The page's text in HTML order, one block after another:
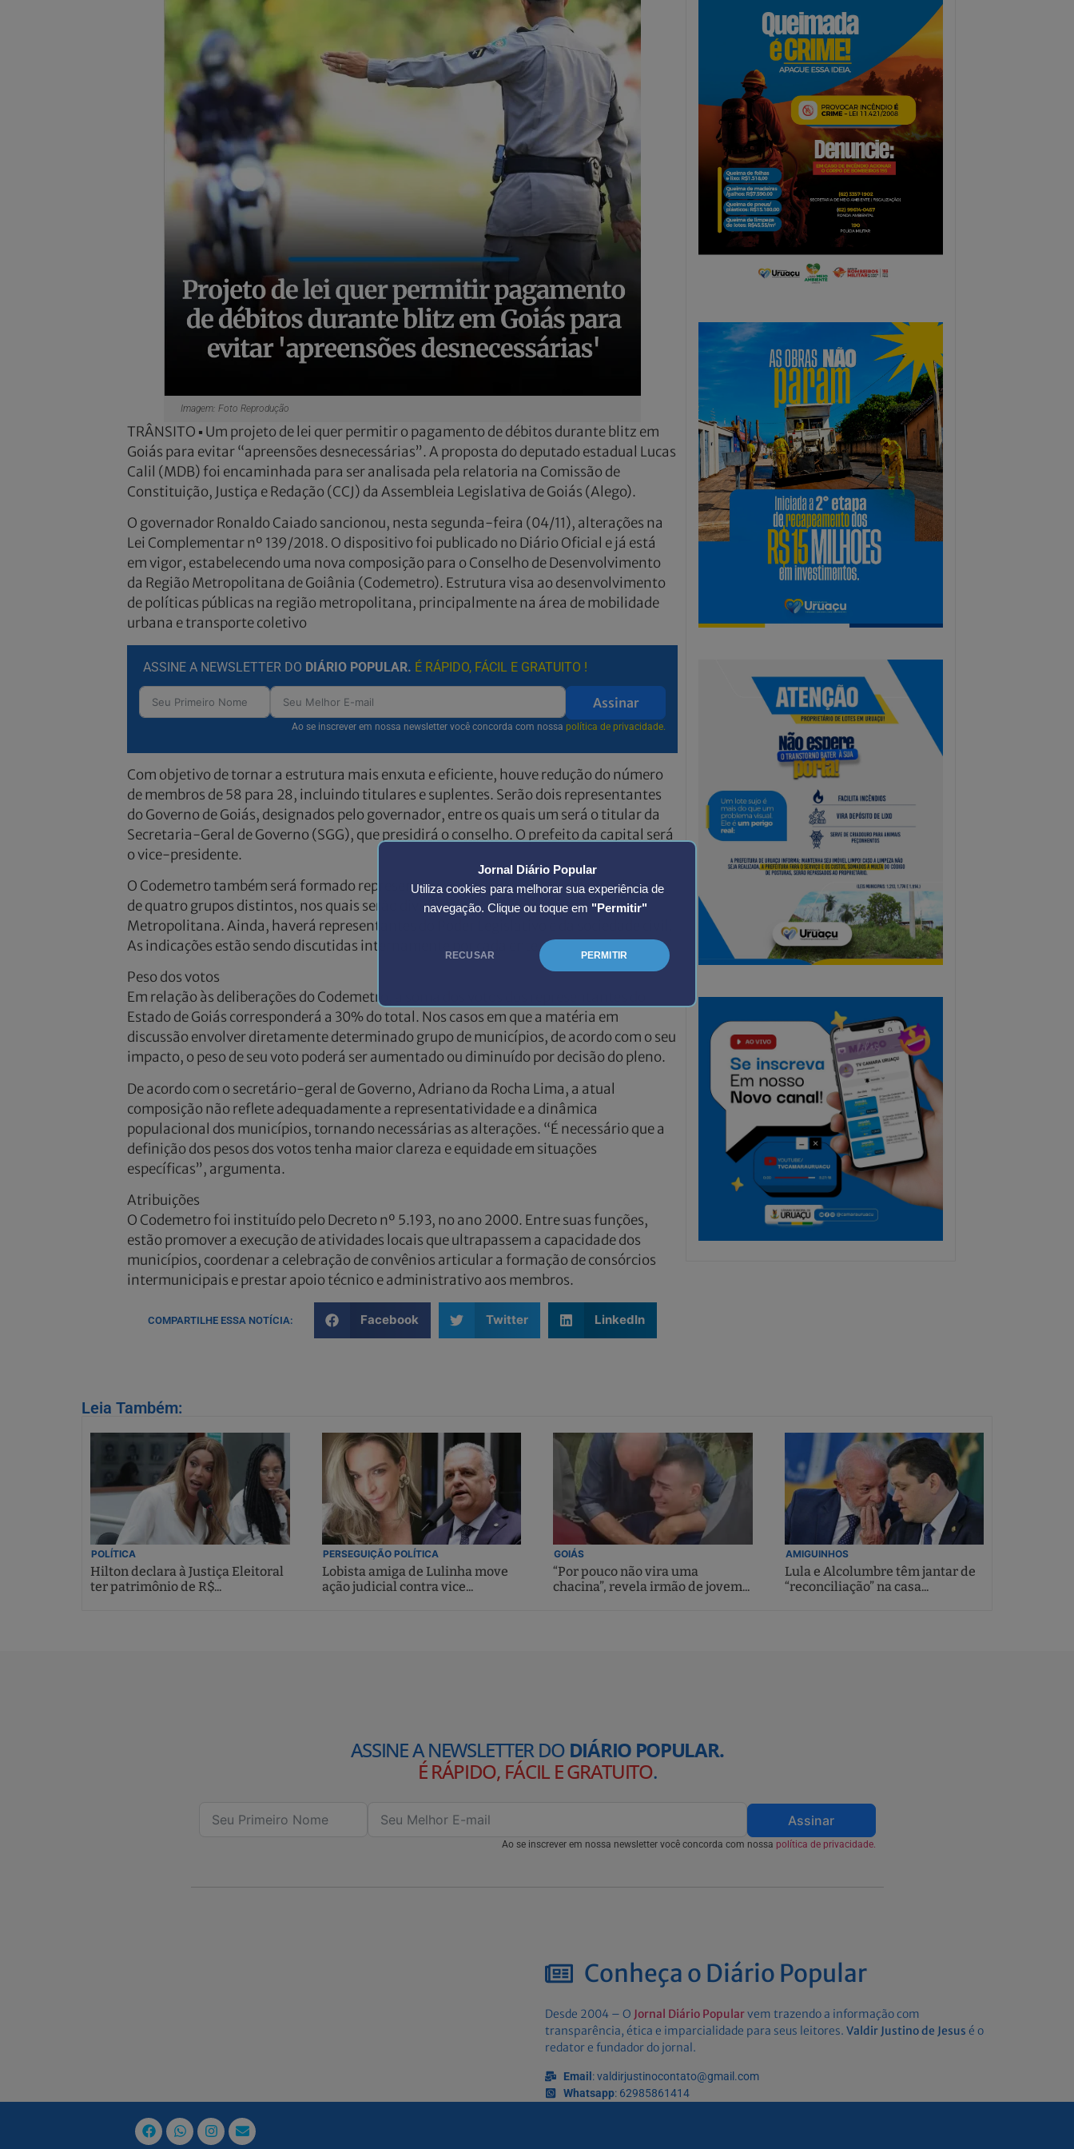
Jornal Diário Popular
Utiliza cookies para melhorar sua experiência de
navegação. Clique ou toque em "Permitir"
RECUSAR PERMITIR
Imagem: Foto Reprodução
TRÂNSITO ▪ Um projeto de lei quer permitir o pagamento de débitos durante blitz em
Goiás para evitar “apreensões desnecessárias”. A proposta do deputado estadual Lucas
Calil (MDB) foi encaminhada para ser analisada pela relatoria na Comissão de
Constituição, Justiça e Redação (CCJ) da Assembleia Legislativa de Goiás (Alego).
O governador Ronaldo Caiado sancionou, nesta segunda-feira (04/11), alterações na
Lei Complementar nº 139/2018. O dispositivo foi publicado no Diário Oficial e já está
em vigor, estabelecendo uma nova composição para o Conselho de Desenvolvimento
da Região Metropolitana de Goiânia (Codemetro). Estrutura visa ao desenvolvimento
de políticas públicas na região metropolitana, principalmente na área de mobilidade
urbana e transporte coletivo
ASSINE A NEWSLETTER DO DIÁRIO POPULAR. É RÁPIDO, FÁCIL E GRATUITO !
Assinar
Ao se inscrever em nossa newsletter você concorda com nossa política de privacidade.
Com objetivo de tornar a estrutura mais enxuta e eficiente, houve redução do número
de membros de 58 para 28, incluindo titulares e suplentes. Serão dois representantes
do Governo de Goiás, designados pelo governador, entre os quais um será o titular da
Secretaria-Geral de Governo (SGG), que presidirá o conselho. O prefeito da capital será
o vice-presidente.
O Codemetro também será formado representantes dos demais municípios, oriundos
de quatro grupos distintos, nos quais serão divididas as 21 cidades da Região
Metropolitana. Ainda, haverá representantes do Poder Legislativo e da sociedade civil.
As indicações estão sendo discutidas internamente por cada ente.
Peso dos votos
Em relação às deliberações do Codemetro, a soma dos votos dos representantes do
Estado de Goiás corresponderá a 30% do total. Nos casos em que a matéria em
discussão envolver diretamente determinado grupo de municípios, de acordo com o seu
impacto, o peso de seu voto poderá ser aumentado ou diminuído por decisão do pleno.
De acordo com o secretário-geral de Governo, Adriano da Rocha Lima, a atual
composição não reflete adequadamente a representatividade e a dinâmica
populacional dos municípios, tornando necessárias as alterações. “É necessário que a
definição dos pesos dos votos tenha maior clareza e equidade em situações
específicas”, argumenta.
Atribuições
O Codemetro foi instituído pelo Decreto nº 5.193, no ano 2000. Entre suas funções,
estão promover a execução de atividades locais que ultrapassem a capacidade dos
municípios, coordenar a celebração de convênios articular a formação de consórcios
intermunicipais e prestar apoio técnico e administrativo aos membros.
COMPARTILHE ESSA NOTÍCIA: Facebook Twitter LinkedIn
Leia Também:
POLÍTICA
Hilton declara à Justiça Eleitoral
ter patrimônio de R$...
PERSEGUIÇÃO POLÍTICA
Lobista amiga de Lulinha move
ação judicial contra vice...
GOIÁS
“Por pouco não vira uma
chacina”, revela irmão de jovem...
AMIGUINHOS
Lula e Alcolumbre têm jantar de
“reconciliação” na casa...
ASSINE A NEWSLETTER DO DIÁRIO POPULAR.
É RÁPIDO, FÁCIL E GRATUITO.
Assinar
Ao se inscrever em nossa newsletter você concorda com nossa política de privacidade.
Conheça o Diário Popular
Desde 2004 – O Jornal Diário Popularvem trazendo a informação com
transparência, ética e imparcialidade para seus leitores. Valdir Justino de Jesus é o
redator e fundador do jornal.
Email : valdirjustinocontato@gmail.com
Whatsapp: 62985861414